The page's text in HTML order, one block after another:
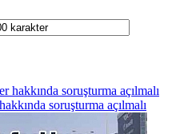
soruşturma açılmalı